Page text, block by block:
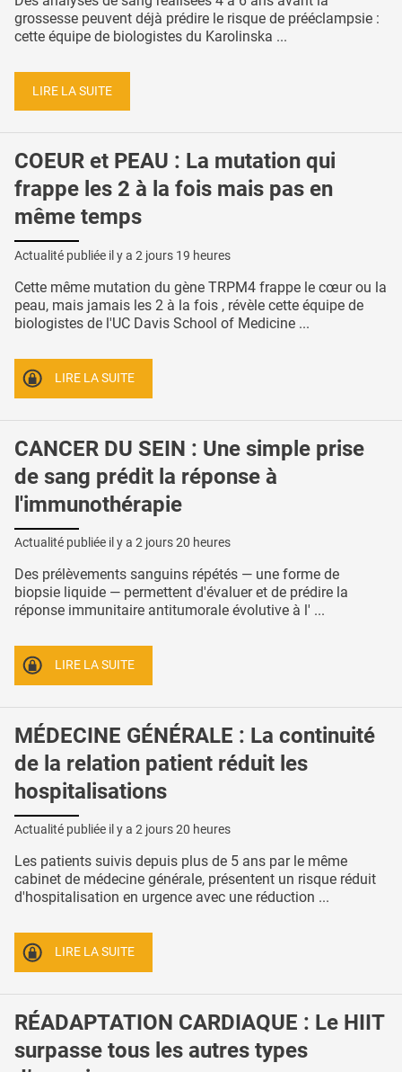
grossesse peuvent déjà prédire le risque de prééclampsie :
cette équipe de biologistes du Karolinska ...
LIRE LA SUITE
COEUR et PEAU : La mutation qui
frappe les 2 à la fois mais pas en
même temps
Actualité publiée il y a 2 jours 19 heures
Cette même mutation du gène TRPM4 frappe le cœur ou la
peau, mais jamais les 2 à la fois , révèle cette équipe de
biologistes de l'UC Davis School of Medicine ...
LIRE LA SUITE
CANCER DU SEIN : Une simple prise
de sang prédit la réponse à
l'immunothérapie
Actualité publiée il y a 2 jours 20 heures
Des prélèvements sanguins répétés — une forme de
biopsie liquide — permettent d'évaluer et de prédire la
réponse immunitaire antitumorale évolutive à l' ...
LIRE LA SUITE
MÉDECINE GÉNÉRALE : La continuité
de la relation patient réduit les
hospitalisations
Actualité publiée il y a 2 jours 20 heures
Les patients suivis depuis plus de 5 ans par le même
cabinet de médecine générale, présentent un risque réduit
d'hospitalisation en urgence avec une réduction ...
LIRE LA SUITE
RÉADAPTATION CARDIAQUE : Le HIIT
surpasse tous les autres types